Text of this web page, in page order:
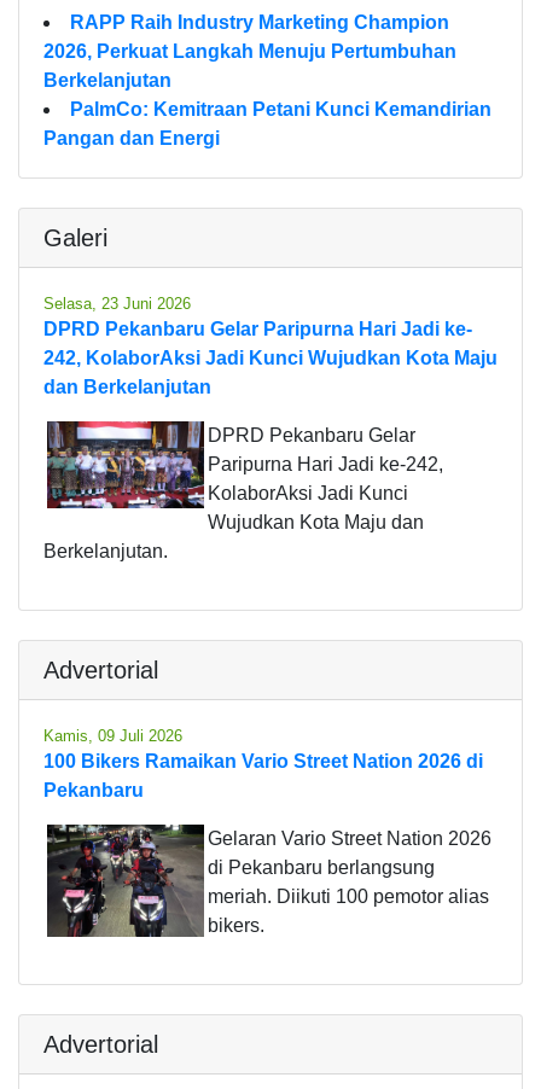
RAPP Raih Industry Marketing Champion
2026, Perkuat Langkah Menuju Pertumbuhan
Berkelanjutan
PalmCo: Kemitraan Petani Kunci Kemandirian
Pangan dan Energi
Galeri
Selasa, 23 Juni 2026
DPRD Pekanbaru Gelar Paripurna Hari Jadi ke-
242, KolaborAksi Jadi Kunci Wujudkan Kota Maju
dan Berkelanjutan
DPRD Pekanbaru Gelar
Paripurna Hari Jadi ke-242,
KolaborAksi Jadi Kunci
Wujudkan Kota Maju dan
Berkelanjutan.
Advertorial
Kamis, 09 Juli 2026
100 Bikers Ramaikan Vario Street Nation 2026 di
Pekanbaru
Gelaran Vario Street Nation 2026
di Pekanbaru berlangsung
meriah. Diikuti 100 pemotor alias
bikers.
Advertorial